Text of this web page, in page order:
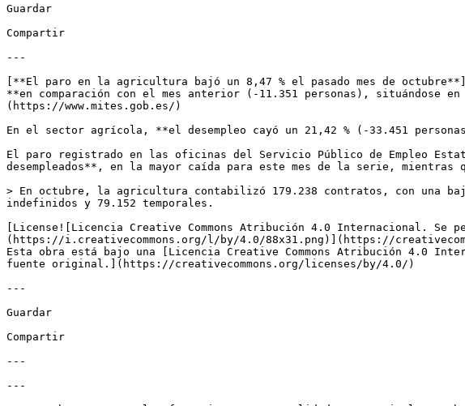
Guardar
Compartir
---
[**El paro en la agricultura bajó un 8,47 % el pasado mes de
**en comparación con el mes anterior (-11.351 personas), situándose
(https://www.mites.gob.es/)
En el sector agrícola, **el desempleo cayó un 21,42 % (-33.451
El paro registrado en las oficinas del Servicio Público de Empleo
desempleados**, en la mayor caída para este mes de la serie, mientras
> En octubre, la agricultura contabilizó 179.238 contratos, con una
indefinidos y 79.152 temporales.
[License![Licencia Creative Commons Atribución 4.0 Internacional.
(https://i.creativecommons.org/l/by/4.0/88x31.png)](https://
Esta obra está bajo una [Licencia Creative Commons Atribución 4.0
fuente original.](https://creativecommons.org/licenses/by/4.0/)
---
Guardar
Compartir
---
---